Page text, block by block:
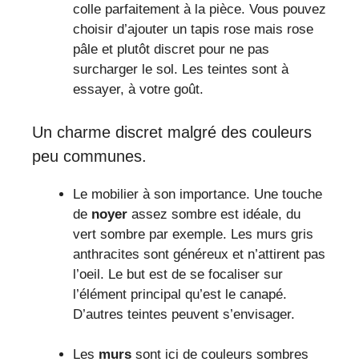
colle parfaitement à la pièce. Vous pouvez
choisir d’ajouter un tapis rose mais rose
pâle et plutôt discret pour ne pas
surcharger le sol. Les teintes sont à
essayer, à votre goût.
Un charme discret malgré des couleurs
peu communes.
Le mobilier à son importance. Une touche
de noyer assez sombre est idéale, du
vert sombre par exemple. Les murs gris
anthracites sont généreux et n’attirent pas
l’oeil. Le but est de se focaliser sur
l’élément principal qu’est le canapé.
D’autres teintes peuvent s’envisager.
Les murs sont ici de couleurs sombres